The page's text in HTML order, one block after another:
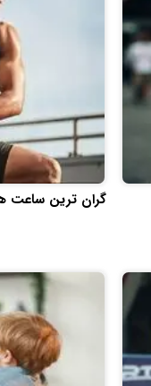
گران ترین ساعت